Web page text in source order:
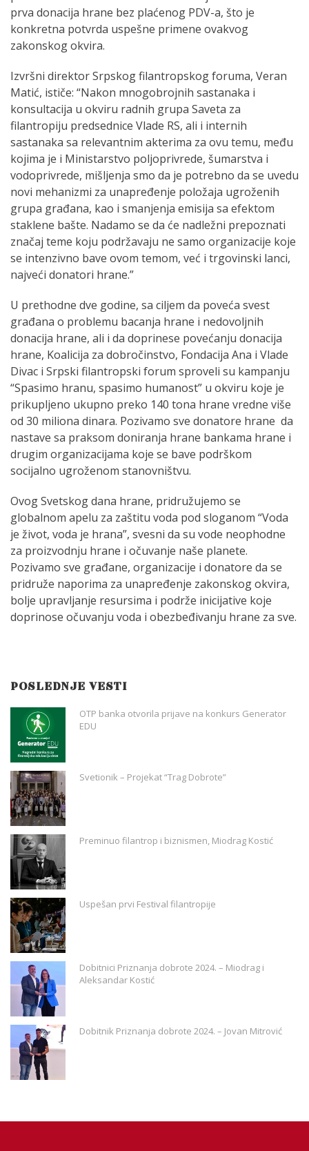
prva donacija hrane bez plaćenog PDV-a, što je
konkretna potvrda uspešne primene ovakvog
zakonskog okvira.
Izvršni direktor Srpskog filantropskog foruma, Veran
Matić, ističe: “Nakon mnogobrojnih sastanaka i
konsultacija u okviru radnih grupa Saveta za
filantropiju predsednice Vlade RS, ali i internih
sastanaka sa relevantnim akterima za ovu temu, među
kojima je i Ministarstvo poljoprivrede, šumarstva i
vodoprivrede, mišljenja smo da je potrebno da se uvedu
novi mehanizmi za unapređenje položaja ugroženih
grupa građana, kao i smanjenja emisija sa efektom
staklene bašte. Nadamo se da će nadležni prepoznati
značaj teme koju podržavaju ne samo organizacije koje
se intenzivno bave ovom temom, već i trgovinski lanci,
najveći donatori hrane.”
U prethodne dve godine, sa ciljem da poveća svest
građana o problemu bacanja hrane i nedovoljnih
donacija hrane, ali i da doprinese povećanju donacija
hrane, Koalicija za dobročinstvo, Fondacija Ana i Vlade
Divac i Srpski filantropski forum sproveli su kampanju
“Spasimo hranu, spasimo humanost” u okviru koje je
prikupljeno ukupno preko 140 tona hrane vredne više
od 30 miliona dinara. Pozivamo sve donatore hrane da
nastave sa praksom doniranja hrane bankama hrane i
drugim organizacijama koje se bave podrškom
socijalno ugroženom stanovništvu.
Ovog Svetskog dana hrane, pridružujemo se
globalnom apelu za zaštitu voda pod sloganom “Voda
je život, voda je hrana”, svesni da su vode neophodne
za proizvodnju hrane i očuvanje naše planete.
Pozivamo sve građane, organizacije i donatore da se
pridruže naporima za unapređenje zakonskog okvira,
bolje upravljanje resursima i podrže inicijative koje
doprinose očuvanju voda i obezbeđivanju hrane za sve.
POSLEDNJE VESTI
OTP banka otvorila prijave na konkurs Generator
EDU
Svetionik – Projekat “Trag Dobrote”
Preminuo filantrop i biznismen, Miodrag Kostić
Uspešan prvi Festival filantropije
Dobitnici Priznanja dobrote 2024. – Miodrag i
Aleksandar Kostić
Dobitnik Priznanja dobrote 2024. – Jovan Mitrović